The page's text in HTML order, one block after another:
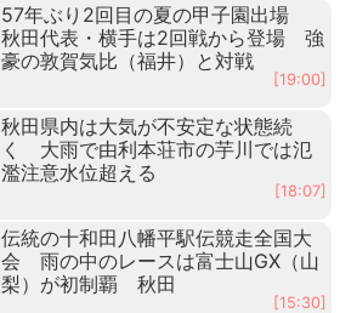
57年ぶり2回目の夏の甲子園出場
秋田代表・横手は2回戦から登場 強
豪の敦賀気比（福井）と対戦
[19:00]
秋田県内は大気が不安定な状態続
く 大雨で由利本荘市の芋川では氾
濫注意水位超える
[18:07]
伝統の十和田八幡平駅伝競走全国大
会 雨の中のレースは富士山GX（山
梨）が初制覇 秋田
[15:30]